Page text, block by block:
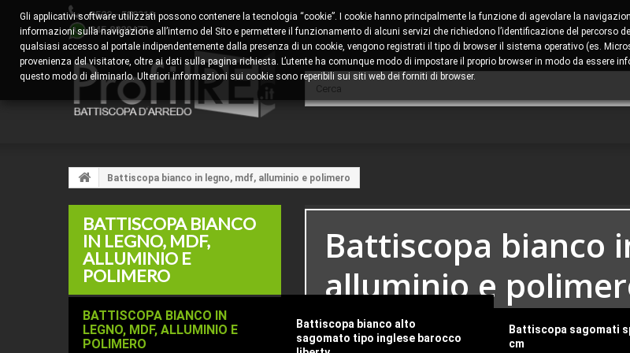
0522 - 578310
345.8829473
Battiscopa bianco in legno, mdf, alluminio e polimero
BATTISCOPA BIANCO
IN LEGNO, MDF,
ALLUMINIO E
POLIMERO
BATTISCOPA BIANCO IN
LEGNO, MDF, ALLUMINIO E
POLIMERO
Battiscopa bianco alto
sagomato tipo inglese barocco
Battiscopa sagomati
cm
Battiscopa bianco
alluminio e
✅ Battiscopa e Zoccolini –
Gli applicativi software utilizzati possono contenere la tecnologia “cookie”. I cookie hanno principalmente la funzione di agevolare la
informazioni sulla navigazione all’interno del Sito e permettere il funzionamento di alcuni servizi che richiedono l’identificazione del percorso
qualsiasi accesso al portale indipendentemente dalla presenza di un cookie, vengono registrati il tipo di browser il sistema operativo (es.
provenienza del visitatore, oltre ai dati sulla pagina richiesta. L’utente ha comunque modo di impostare il proprio browser in modo da essere
questo modo di eliminarlo. Ulteriori informazioni sui cookie sono reperibili sui siti web dei forniti di browser.